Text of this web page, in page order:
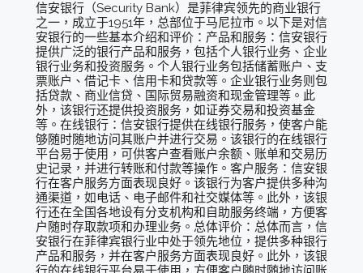
信安银行（Security Bank）是菲律宾领先的商业银行
之一，成立于1951年，总部位于马尼拉市。以下是对信
安银行的一些基本介绍和评价：产品和服务：信安银行
提供广泛的银行产品和服务，包括个人银行业务、企业
银行业务和投资服务。个人银行业务包括储蓄账户、支
票账户、借记卡、信用卡和贷款等。企业银行业务则包
括贷款、商业信贷、国际贸易融资和现金管理等。此
外，该银行还提供投资服务，如证券交易和投资基金
等。在线银行：信安银行提供在线银行服务，使客户能
够随时随地访问其账户并进行交易。该银行的在线银行
平台易于使用，可供客户查看账户余额、账单和交易历
史记录，并进行转账和付款等操作。客户服务：信安银
行在客户服务方面表现良好。该银行为客户提供多种沟
通渠道，如电话、电子邮件和社交媒体等。此外，该银
行还在全国各地设有分支机构和自助服务终端，方便客
户随时存取款项和办理业务。总体评价：总体而言，信
安银行在菲律宾银行业中处于领先地位，提供多种银行
产品和服务，并在客户服务方面表现良好。此外，该银